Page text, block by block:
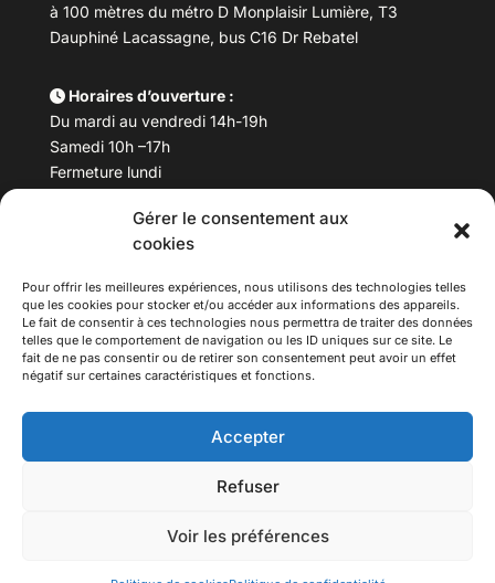
Gérer le consentement aux
cookies
Pour offrir les meilleures expériences, nous utilisons des technologies telles
que les cookies pour stocker et/ou accéder aux informations des appareils.
Le fait de consentir à ces technologies nous permettra de traiter des données
telles que le comportement de navigation ou les ID uniques sur ce site. Le
fait de ne pas consentir ou de retirer son consentement peut avoir un effet
négatif sur certaines caractéristiques et fonctions.
Accepter
Refuser
Voir les préférences
à 100 mètres du métro D Monplaisir Lumière, T3
Dauphiné Lacassagne, bus C16 Dr Rebatel
Horaires d’ouverture :
Du mardi au vendredi 14h-19h
Samedi 10h –17h
Fermeture lundi
Téléphone : 04 78 53 06 40
maisondesculturesasiatiques@asiexpo.com
Tous droits réservés.